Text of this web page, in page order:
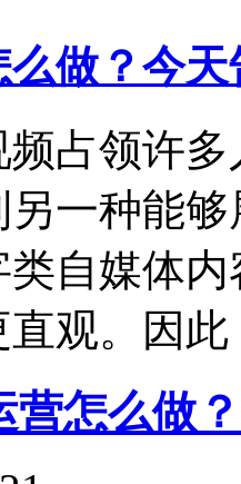
做？今天
占领许
一种能
类自媒体
观。因
营怎么做